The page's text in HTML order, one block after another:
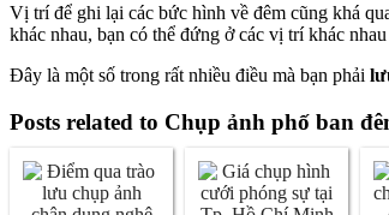
Vị trí để ghi lại các bức hình về đêm cũng khá
khác nhau, bạn có thể đứng ở các vị trí khác
Đây là một số trong rất nhiều điều mà bạn phải
Posts related to Chụp ảnh phố ban